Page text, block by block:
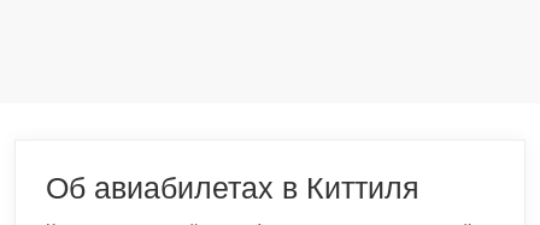
Об авиабилетах в Киттиля